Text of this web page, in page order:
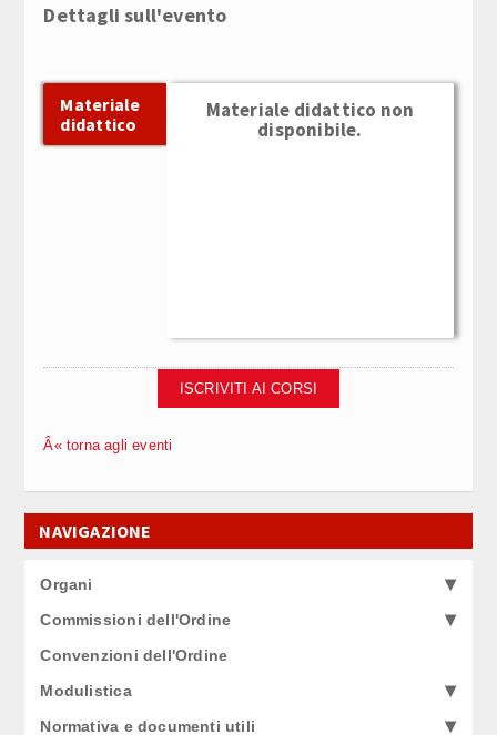
Dettagli sull'evento
Materiale
didattico
Materiale didattico non
disponibile.
ISCRIVITI AI CORSI
Â« torna agli eventi
NAVIGAZIONE
Organi
Commissioni dell'Ordine
Convenzioni dell'Ordine
Modulistica
Normativa e documenti utili